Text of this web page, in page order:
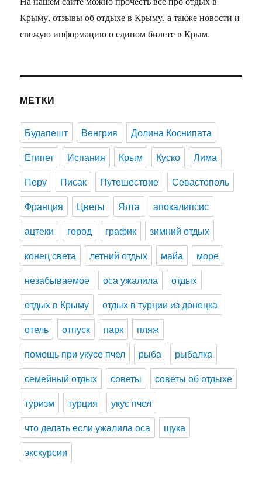
Крыму, отзывы об отдыхе в Крыму, а также новости и
свежую информацию о едином билете в Крым.
МЕТКИ
Будапешт Венгрия
Долина Коснипата
Египет
Испания Крым Куско
Лима
Перу
Писак Путешествие
Севастополь
Франция
Цветы Ялта
апокалипсис
ацтеки
город график
зимний отдых
конец света
летний отдых майа
море
незабываемое
оса ужалила
отдых
отдых в Крыму
отдых в турции из донецка
отель
отпуск парк
пляж
помощь при укусе пчел
рыба
рыбалка
семейный отдых
советы
советы об отдыхе
туризм
турция
укус пчел
что делать если ужалила оса
щука
экскурсии